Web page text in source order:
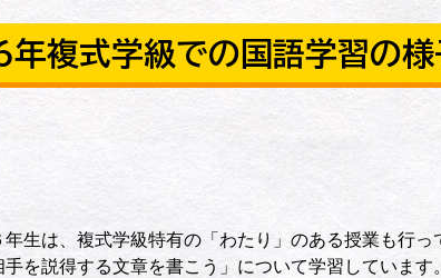
６年複式学級での国語学習の
生は、複式学級特有の「わたり」のある授業も行っ
手を説得する文章を書こう」について学習していま